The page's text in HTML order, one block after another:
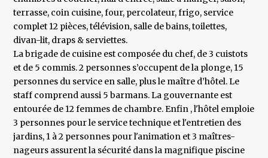
terrasse, coin cuisine, four, percolateur, frigo, service
complet 12 pièces, télévision, salle de bains, toilettes,
divan-lit, draps & serviettes.
La brigade de cuisine est composée du chef, de 3 cuistots
et de 5 commis. 2 personnes s’occupent de la plonge, 15
personnes du service en salle, plus le maître d’hôtel. Le
staff comprend aussi 5 barmans. La gouvernante est
entourée de 12 femmes de chambre. Enfin , l'hôtel emploie
3 personnes pour le service technique et l'entretien des
jardins, 1 à 2 personnes pour l'animation et 3 maîtres-
nageurs assurent la sécurité dans la magnifique piscine